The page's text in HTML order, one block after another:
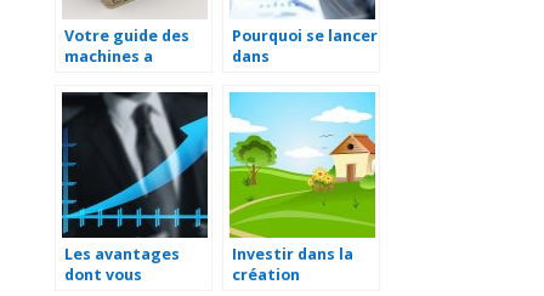
Votre guide des
machines a
Pourquoi se lancer
dans
?
Les avantages
dont vous
Investir dans la
création